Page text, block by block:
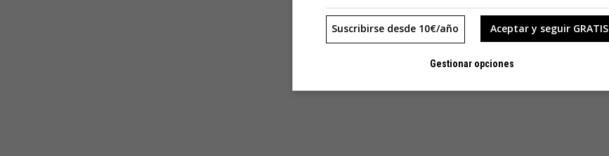
Aceptar y seguir GRATIS
Suscribirse desde 10€/año
Gestionar opciones